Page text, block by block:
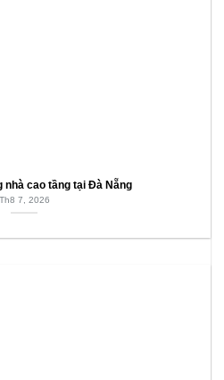
nhà cao tầng tại Đà Nẵng
Th8 7, 2026